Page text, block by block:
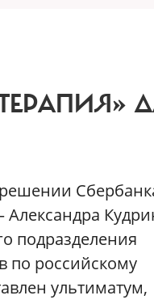
Александра
подразделения
по российскому
ультиматум,